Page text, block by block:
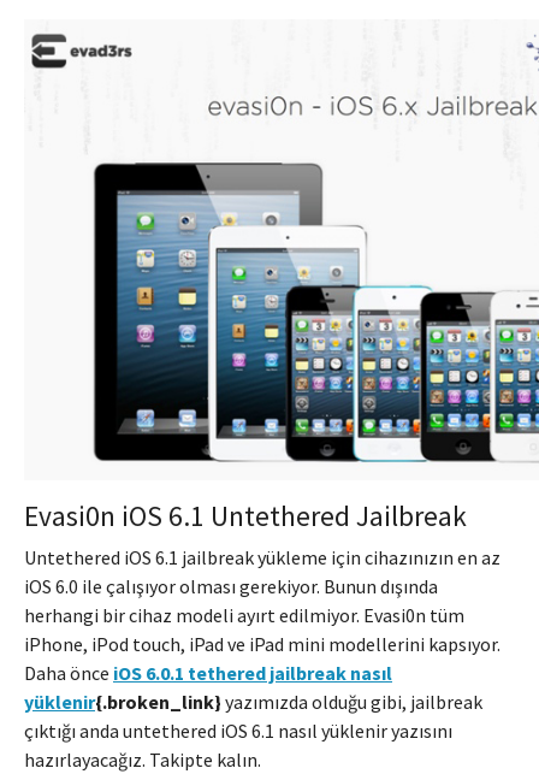
Evasi0n iOS 6.1 Untethered Jailbreak
Untethered iOS 6.1 jailbreak yükleme için cihazınızın en az
iOS 6.0 ile çalışıyor olması gerekiyor. Bunun dışında
herhangi bir cihaz modeli ayırt edilmiyor. Evasi0n tüm
iPhone, iPod touch, iPad ve iPad mini modellerini kapsıyor.
Daha önce iOS 6.0.1 tethered jailbreak nasıl
yüklenir{.broken_link} yazımızda olduğu gibi, jailbreak
çıktığı anda untethered iOS 6.1 nasıl yüklenir yazısını
hazırlayacağız. Takipte kalın.